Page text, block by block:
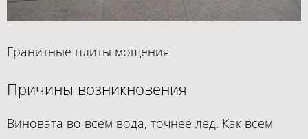
Гранитные плиты мощения
Причины возникновения
Виновата во всем вода, точнее лед. Как всем